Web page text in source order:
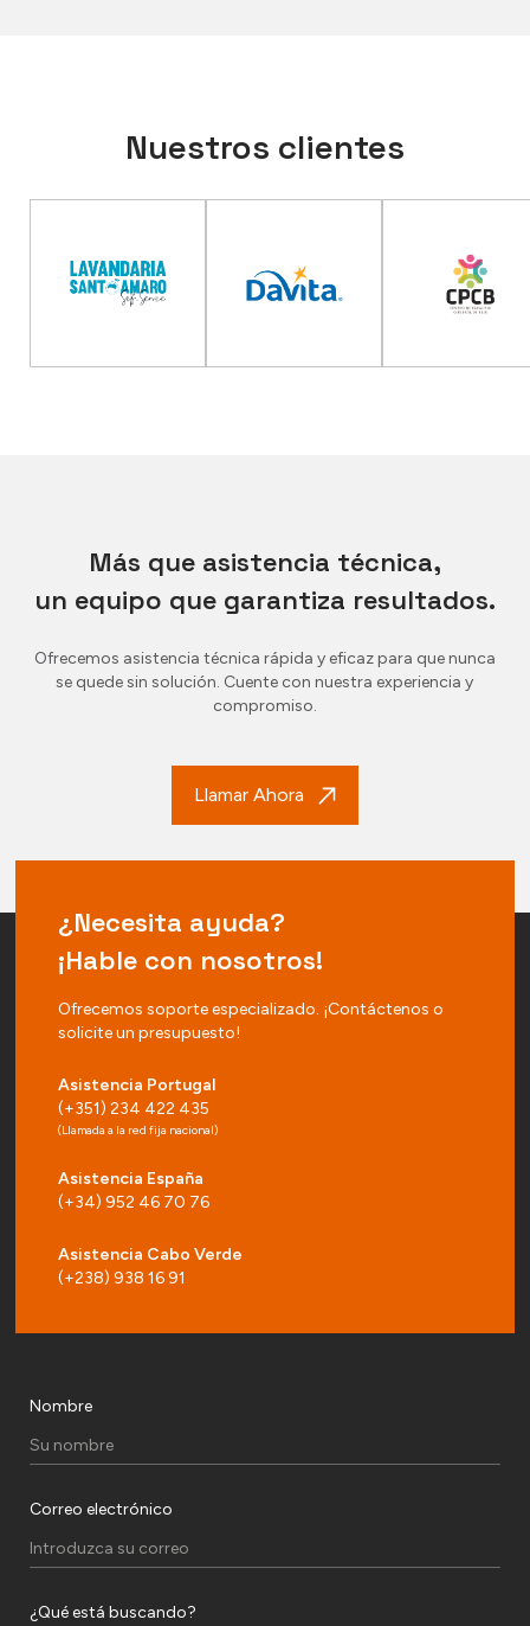
Nuestros clientes
Más que asistencia técnica,
un equipo que garantiza resultados.
Ofrecemos asistencia técnica rápida y eficaz para que nunca
se quede sin solución. Cuente con nuestra experiencia y
compromiso.
Llamar Ahora
¿Necesita ayuda?
¡Hable con nosotros!
Ofrecemos soporte especializado. ¡Contáctenos o
solicite un presupuesto!
Asistencia Portugal
(+351) 234 422 435
(Llamada a la red fija nacional)
Asistencia España
(+34) 952 46 70 76
Asistencia Cabo Verde
(+238) 938 16 91
Nombre
Correo electrónico
¿Qué está buscando?